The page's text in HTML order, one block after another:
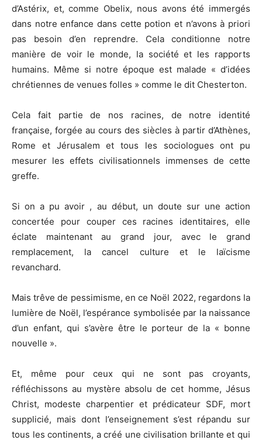
d’Astérix, et, comme Obelix, nous avons été immergés
dans notre enfance dans cette potion et n’avons à priori
pas besoin d’en reprendre. Cela conditionne notre
manière de voir le monde, la société et les rapports
humains. Même si notre époque est malade « d’idées
chrétiennes de venues folles » comme le dit Chesterton.
Cela fait partie de nos racines, de notre identité
française, forgée au cours des siècles à partir d’Athènes,
Rome et Jérusalem et tous les sociologues ont pu
mesurer les effets civilisationnels immenses de cette
greffe.
Si on a pu avoir , au début, un doute sur une action
concertée pour couper ces racines identitaires, elle
éclate maintenant au grand jour, avec le grand
remplacement, la cancel culture et le laïcisme
revanchard.
Mais trêve de pessimisme, en ce Noël 2022, regardons la
lumière de Noël, l’espérance symbolisée par la naissance
d’un enfant, qui s’avère être le porteur de la « bonne
nouvelle ».
Et, même pour ceux qui ne sont pas croyants,
réfléchissons au mystère absolu de cet homme, Jésus
Christ, modeste charpentier et prédicateur SDF, mort
supplicié, mais dont l’enseignement s’est répandu sur
tous les continents, a créé une civilisation brillante et qui